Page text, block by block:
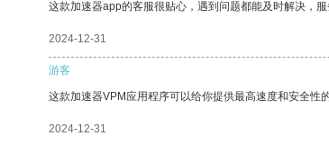
这款加速器app的客服很贴心，遇到问题都能及时解决，服
2024-12-31
游客
这款加速器VPM应用程序可以给你提供最高速度和安全性
2024-12-31